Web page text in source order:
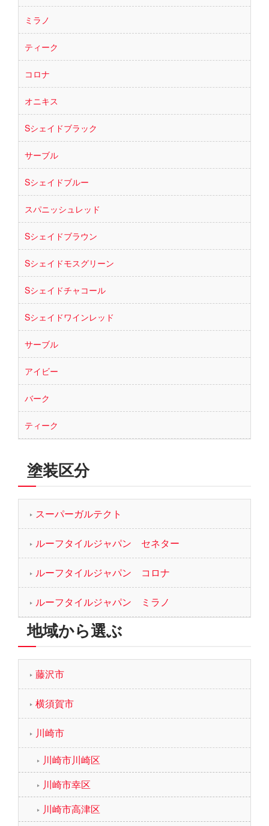
ミラノ
ティーク
コロナ
オニキス
Sシェイドブラック
サーブル
Sシェイドブルー
スパニッシュレッド
Sシェイドブラウン
Sシェイドモスグリーン
Sシェイドチャコール
Sシェイドワインレッド
サーブル
アイビー
バーク
ティーク
塗装区分
スーパーガルテクト
ルーフタイルジャパン セネター
ルーフタイルジャパン コロナ
ルーフタイルジャパン ミラノ
地域から選ぶ
藤沢市
横須賀市
川崎市
川崎市川崎区
川崎市幸区
川崎市高津区